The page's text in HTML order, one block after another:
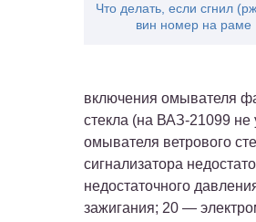
Что делать, если сгнил
вин номер на раме
включения омывателя
стекла (на ВАЗ-21099
омывателя ветрового
сигнализатора
недостаточного
зажигания; 20 —